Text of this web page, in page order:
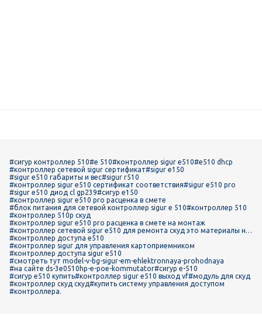
#сигур контроллер 510#е 510#контроллер sigur е510#e510 dhcp
#контроллер сетевой sigur сертификат#sigur e150
#sigur e510 габариты и вес#sigur r510
#контроллер sigur e510 сертификат соответствия#sigur e510 pro
#sigur e510 диод cl gp239#сигур е150
#контроллер sigur e510 pro расценка в смете
#блок питания для сетевой контроллер sigur e 510#контроллер 510
#контроллер 510р скуд
#контроллер sigur e510 pro расценка в смете на монтаж
#контроллер сетевой sigur e510 для ремонта скуд это материалы на
ремонт или ненормируемые материалы в системе 1с
#контроллер доступа e510
#контроллер sigur для управления картоприемником
#контроллер доступа sigur е510
#смотреть тут model-v-bg-sigur-em-ehlektronnaya-prohodnaya
#на сайте ds-3e0510hp-e-poe-kommutator#сигур е-510
#сигур е510 купить#контроллер sigur e510 выход vf#модуль для скуд
#контроллер скуд скуд#купить систему управления доступом
#контроллера.